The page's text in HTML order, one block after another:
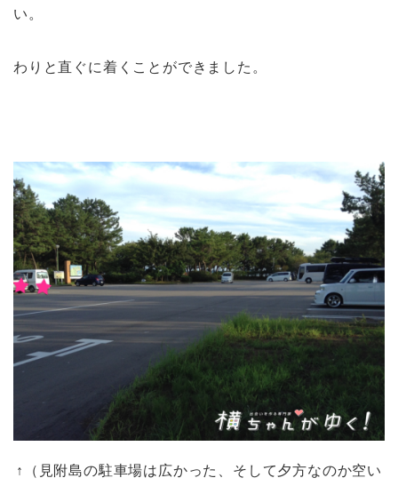
い。
わりと直ぐに着くことができました。
↑（見附島の駐車場は広かった、そして夕方なのか空い